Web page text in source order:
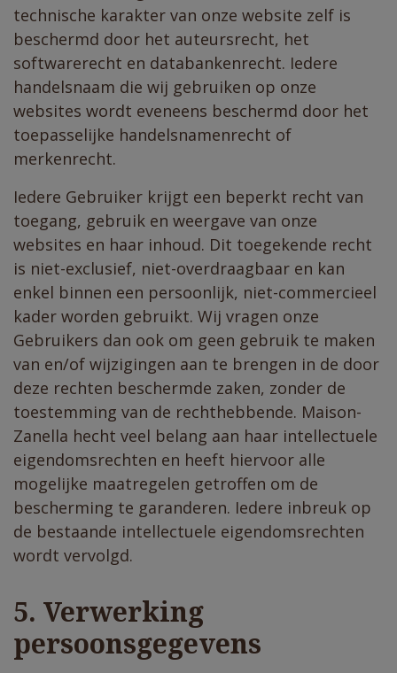
technische karakter van onze website zelf is
beschermd door het auteursrecht, het
softwarerecht en databankenrecht. Iedere
handelsnaam die wij gebruiken op onze
websites wordt eveneens beschermd door het
toepasselijke handelsnamenrecht of
merkenrecht.
Iedere Gebruiker krijgt een beperkt recht van
toegang, gebruik en weergave van onze
websites en haar inhoud. Dit toegekende recht
is niet-exclusief, niet-overdraagbaar en kan
enkel binnen een persoonlijk, niet-commercieel
kader worden gebruikt. Wij vragen onze
Gebruikers dan ook om geen gebruik te maken
van en/of wijzigingen aan te brengen in de door
deze rechten beschermde zaken, zonder de
toestemming van de rechthebbende. Maison-
Zanella hecht veel belang aan haar intellectuele
eigendomsrechten en heeft hiervoor alle
mogelijke maatregelen getroffen om de
bescherming te garanderen. Iedere inbreuk op
de bestaande intellectuele eigendomsrechten
wordt vervolgd.
5. Verwerking
persoonsgegevens